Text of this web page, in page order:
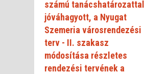
számú tanácshatározattal
jóváhagyott, a Nyugat
Szemeria városrendezési
terv - II. szakasz
módosítása részletes
rendezési tervének a